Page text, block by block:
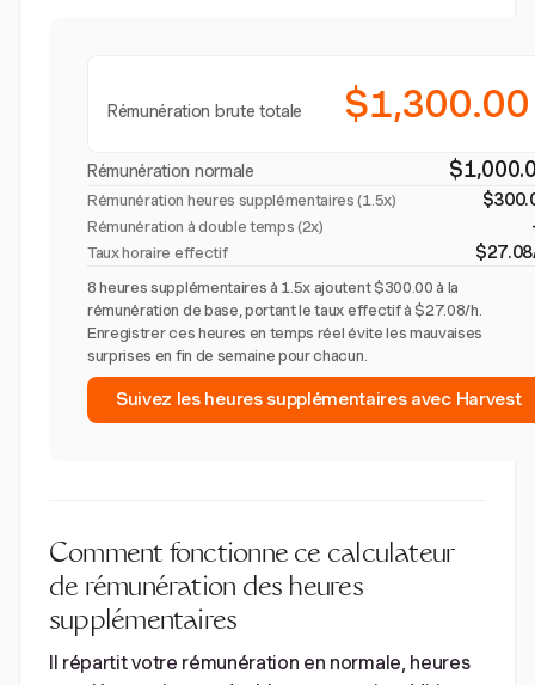
Rémunération brute totale $1,300.00
Rémunération normale
Rémunération heures supplémentaires (1.5x)
Rémunération à double temps (2x)
Taux horaire effectif
8 heures supplémentaires à 1.5x ajoutent $300.00 à la
rémunération de base, portant le taux effectif à $27.08/h.
Enregistrer ces heures en temps réel évite les mauvaises
surprises en fin de semaine pour chacun.
Suivez les heures supplémentaires avec Harvest
Comment fonctionne ce calculateur
de rémunération des heures
supplémentaires
Il répartit votre rémunération en normale, heures